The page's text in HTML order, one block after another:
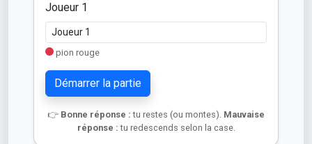
Joueur 1
pion rouge
Démarrer la partie
👉 Bonne réponse : tu restes (ou montes). Mauvaise
réponse : tu redescends selon la case.